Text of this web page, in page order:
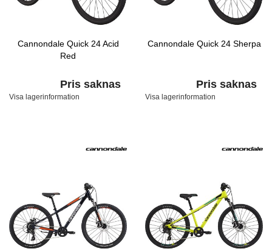
Cannondale Quick 24 Acid
Red
Pris saknas
Visa lagerinformation
Cannondale Quick 24 Sherpa
Pris saknas
Visa lagerinformation